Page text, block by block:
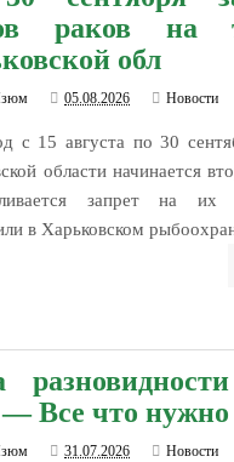
раков на
обл
05.08.2026 Новости
с 15 августа по 30
области начинается
запрет на
в Харьковском
Все что нужно
31.07.2026 Новости